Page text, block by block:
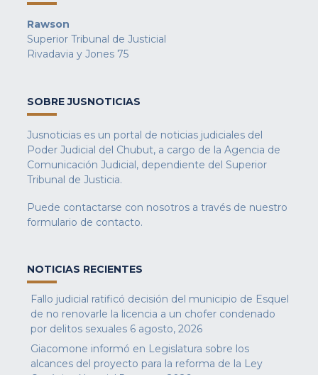
Rawson
Superior Tribunal de Justicial
Rivadavia y Jones 75
SOBRE JUSNOTICIAS
Jusnoticias es un portal de noticias judiciales del
Poder Judicial del Chubut, a cargo de la Agencia de
Comunicación Judicial, dependiente del Superior
Tribunal de Justicia.
Puede contactarse con nosotros a través de nuestro
formulario de contacto.
NOTICIAS RECIENTES
Fallo judicial ratificó decisión del municipio de Esquel
de no renovarle la licencia a un chofer condenado
por delitos sexuales 6 agosto, 2026
Giacomone informó en Legislatura sobre los
alcances del proyecto para la reforma de la Ley